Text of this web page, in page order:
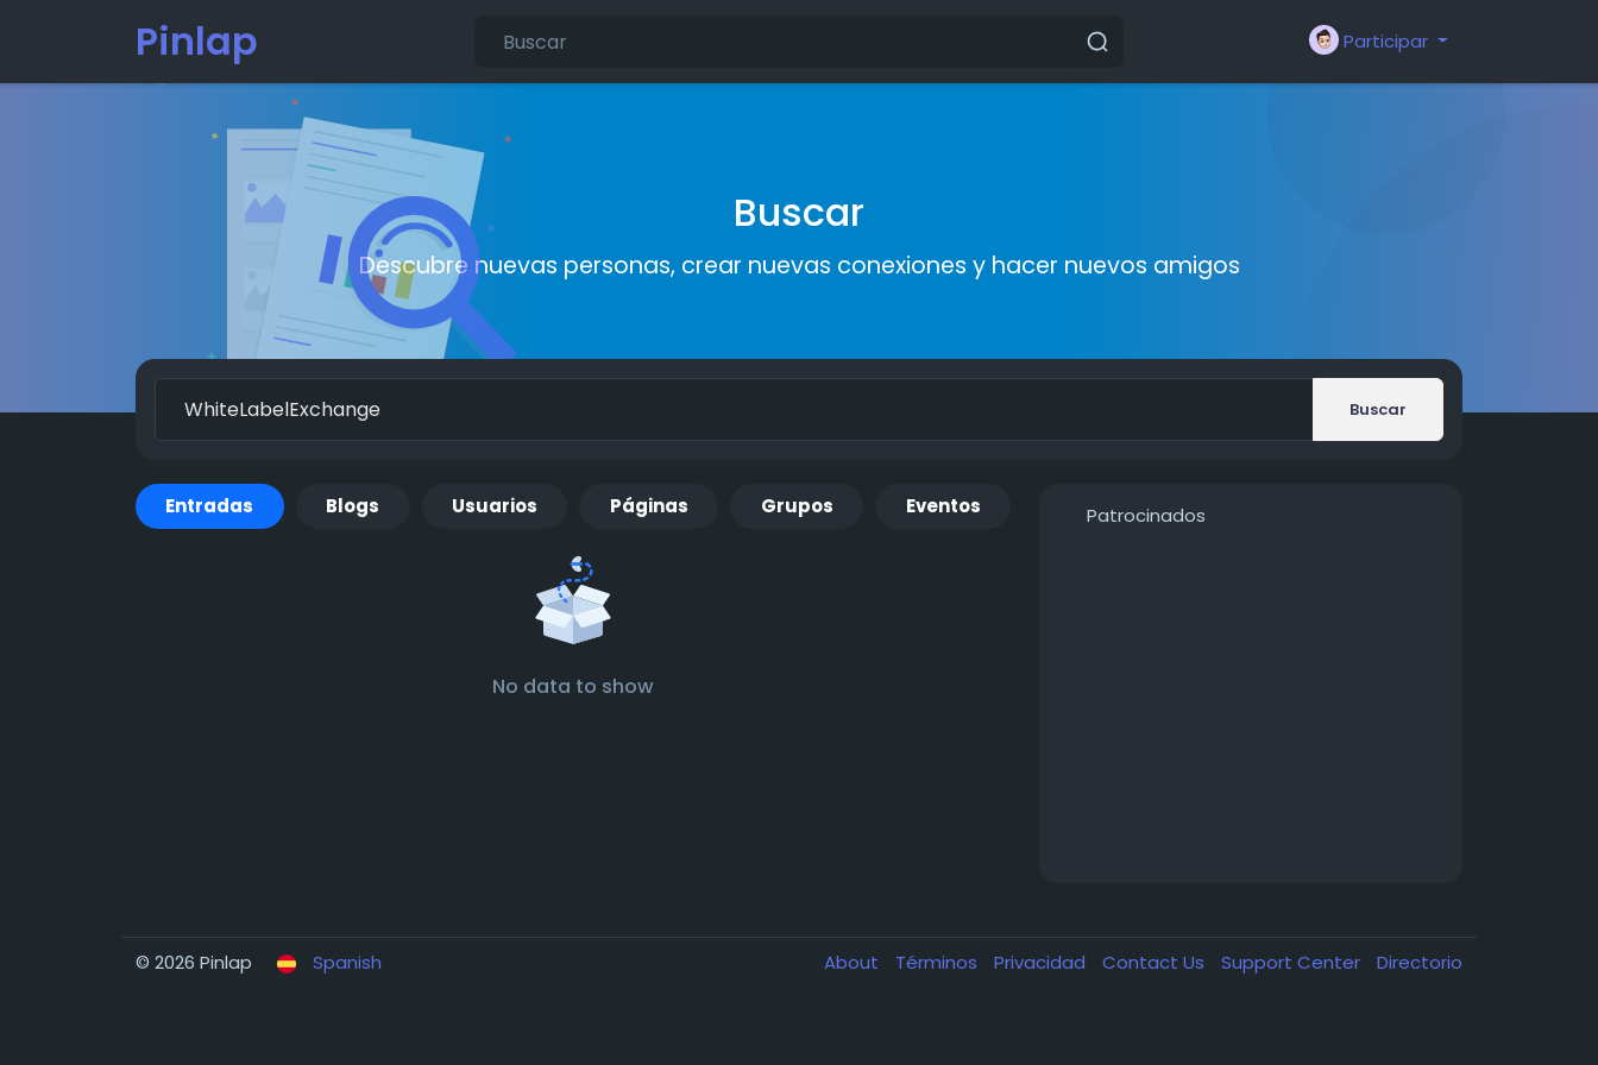
Pinlap Participar
Buscar
Descubre nuevas personas, crear nuevas conexiones y hacer nuevos amigos
Buscar
Entradas Blogs Usuarios Páginas Grupos Eventos
No data to show
Patrocinados
© 2026 Pinlap Spanish About Términos Privacidad Contact Us Support Center Directorio